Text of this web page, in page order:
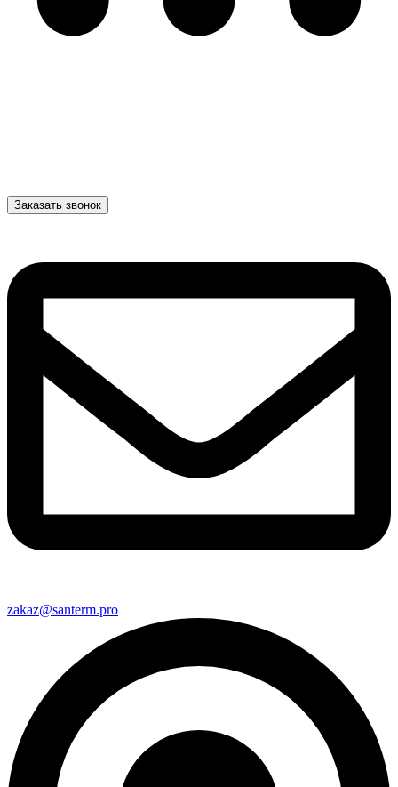
Заказать звонок
zakaz@santerm.pro